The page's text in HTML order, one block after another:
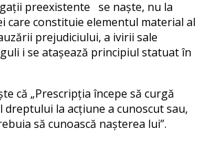
preexistente se naşte, nu la
care constituie elementul material al
prejudiciului, a ivirii sale
i se ataşează principiul statuat în
că „Prescripţia începe să curgă
dreptului la acţiune a cunoscut sau,
să cunoască naşterea lui”.